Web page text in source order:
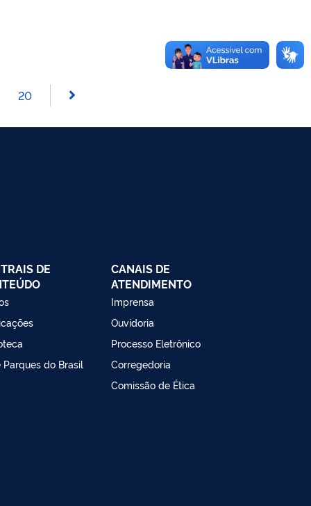
20
DE
Parques do Brasil
CANAIS DE
ATENDIMENTO
Imprensa
Ouvidoria
Processo Eletrônico
Corregedoria
Comissão de Ética